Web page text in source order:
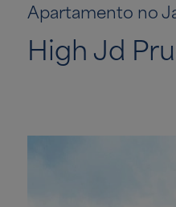
Apartamento no
High Jd